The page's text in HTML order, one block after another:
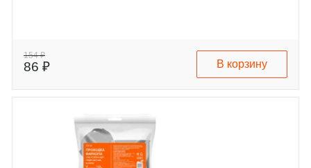
154 ₽
86 ₽ В корзину